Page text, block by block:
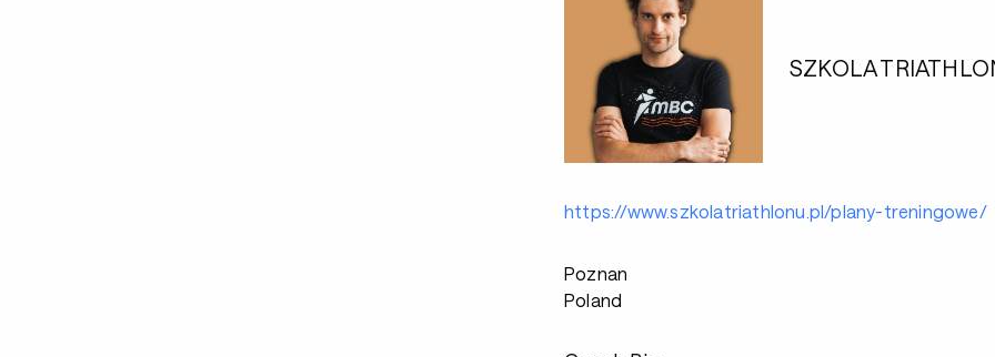
SZKOLA
https://www.szkolatriathlonu.pl/plany-treningowe/
Poznan
Poland